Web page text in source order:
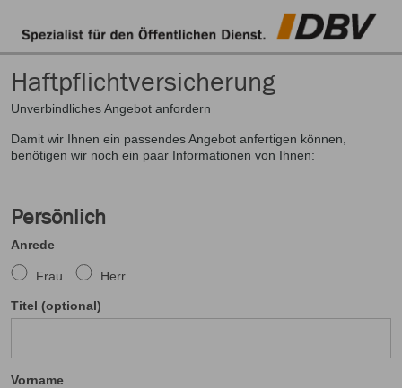
Haftpflichtversicherung
Unverbindliches Angebot anfordern
Damit wir Ihnen ein passendes Angebot anfertigen können,
benötigen wir noch ein paar Informationen von Ihnen:
Persönlich
Anrede
Frau Herr
Titel (optional)
Vorname